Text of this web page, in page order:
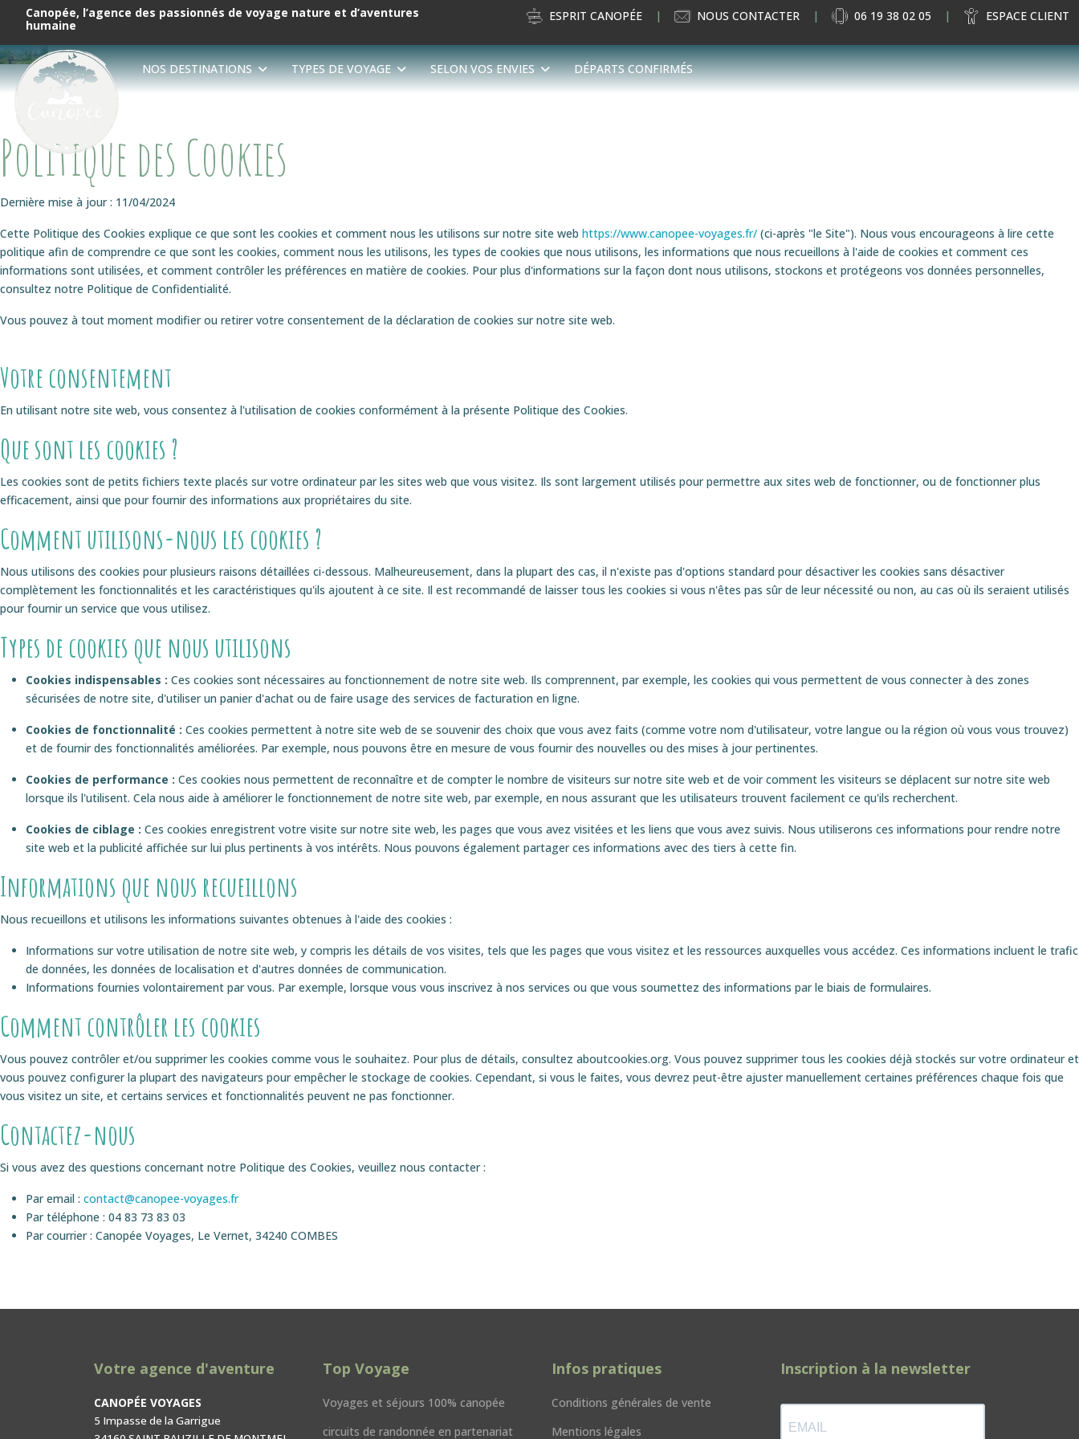
Canopée, l’agence des passionnés de voyage nature et d’aventures
humaine
ESPRIT CANOPÉE NOUS CONTACTER 06 19 38 02 05 ESPACE CLIENT
NOS DESTINATIONS TYPES DE VOYAGE SELON VOS ENVIES DÉPARTS CONFIRMÉS
Politique des Cookies
Dernière mise à jour : 11/04/2024
Cette Politique des Cookies explique ce que sont les cookies et comment nous les utilisons sur notre site web https://www.canopee-voyages.fr/ (ci-après "le Site"). Nous vous encourageons à lire cette
politique afin de comprendre ce que sont les cookies, comment nous les utilisons, les types de cookies que nous utilisons, les informations que nous recueillons à l'aide de cookies et comment ces
informations sont utilisées, et comment contrôler les préférences en matière de cookies. Pour plus d'informations sur la façon dont nous utilisons, stockons et protégeons vos données personnelles,
consultez notre Politique de Confidentialité.
Vous pouvez à tout moment modifier ou retirer votre consentement de la déclaration de cookies sur notre site web.
Votre consentement
En utilisant notre site web, vous consentez à l'utilisation de cookies conformément à la présente Politique des Cookies.
Que sont les cookies ?
Les cookies sont de petits fichiers texte placés sur votre ordinateur par les sites web que vous visitez. Ils sont largement utilisés pour permettre aux sites web de fonctionner, ou de fonctionner plus
efficacement, ainsi que pour fournir des informations aux propriétaires du site.
Comment utilisons-nous les cookies ?
Nous utilisons des cookies pour plusieurs raisons détaillées ci-dessous. Malheureusement, dans la plupart des cas, il n'existe pas d'options standard pour désactiver les cookies sans désactiver
complètement les fonctionnalités et les caractéristiques qu'ils ajoutent à ce site. Il est recommandé de laisser tous les cookies si vous n'êtes pas sûr de leur nécessité ou non, au cas où ils seraient utilisés
pour fournir un service que vous utilisez.
Types de cookies que nous utilisons
Cookies indispensables : Ces cookies sont nécessaires au fonctionnement de notre site web. Ils comprennent, par exemple, les cookies qui vous permettent de vous connecter à des zones
sécurisées de notre site, d'utiliser un panier d'achat ou de faire usage des services de facturation en ligne.
Cookies de fonctionnalité : Ces cookies permettent à notre site web de se souvenir des choix que vous avez faits (comme votre nom d'utilisateur, votre langue ou la région où vous vous trouvez)
et de fournir des fonctionnalités améliorées. Par exemple, nous pouvons être en mesure de vous fournir des nouvelles ou des mises à jour pertinentes.
Cookies de performance : Ces cookies nous permettent de reconnaître et de compter le nombre de visiteurs sur notre site web et de voir comment les visiteurs se déplacent sur notre site web
lorsque ils l'utilisent. Cela nous aide à améliorer le fonctionnement de notre site web, par exemple, en nous assurant que les utilisateurs trouvent facilement ce qu'ils recherchent.
Cookies de ciblage : Ces cookies enregistrent votre visite sur notre site web, les pages que vous avez visitées et les liens que vous avez suivis. Nous utiliserons ces informations pour rendre notre
site web et la publicité affichée sur lui plus pertinents à vos intérêts. Nous pouvons également partager ces informations avec des tiers à cette fin.
Informations que nous recueillons
Nous recueillons et utilisons les informations suivantes obtenues à l'aide des cookies :
Informations sur votre utilisation de notre site web, y compris les détails de vos visites, tels que les pages que vous visitez et les ressources auxquelles vous accédez. Ces informations incluent le trafic
de données, les données de localisation et d'autres données de communication.
Informations fournies volontairement par vous. Par exemple, lorsque vous vous inscrivez à nos services ou que vous soumettez des informations par le biais de formulaires.
Comment contrôler les cookies
Vous pouvez contrôler et/ou supprimer les cookies comme vous le souhaitez. Pour plus de détails, consultez aboutcookies.org. Vous pouvez supprimer tous les cookies déjà stockés sur votre ordinateur et
vous pouvez configurer la plupart des navigateurs pour empêcher le stockage de cookies. Cependant, si vous le faites, vous devrez peut-être ajuster manuellement certaines préférences chaque fois que
vous visitez un site, et certains services et fonctionnalités peuvent ne pas fonctionner.
Contactez-nous
Si vous avez des questions concernant notre Politique des Cookies, veuillez nous contacter :
Par email : contact@canopee-voyages.fr
Par téléphone : 04 83 73 83 03
Par courrier : Canopée Voyages, Le Vernet, 34240 COMBES
Votre agence d'aventure
CANOPÉE VOYAGES
5 Impasse de la Garrigue
Top Voyage
Voyages et séjours 100% canopée
circuits de randonnée en partenariat
Infos pratiques
Conditions générales de vente
Mentions légales
Inscription à la newsletter